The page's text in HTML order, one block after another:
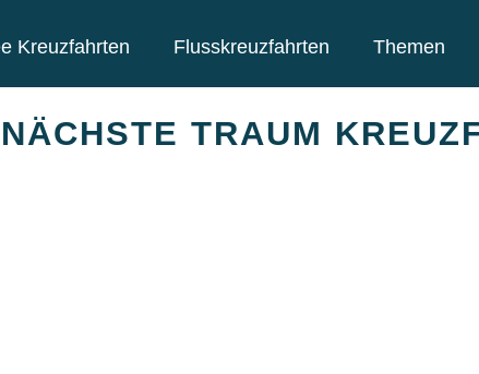
Kreuzfahrten Flusskreuzfahrten Themen
TRAUM